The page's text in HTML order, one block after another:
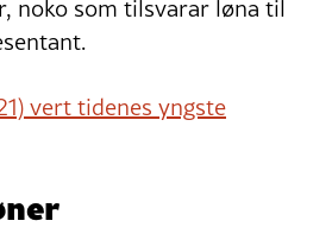
noko som tilsvarar løna til
vert tidenes yngste